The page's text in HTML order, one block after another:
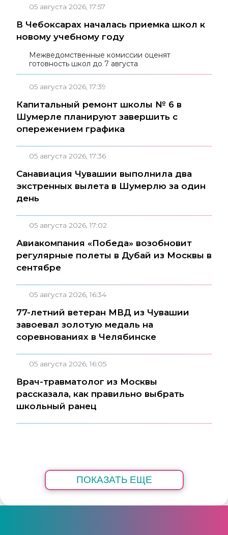
05 августа 2026, 17:57
В Чебоксарах началась приемка школ к
новому учебному году
Межведомственные комиссии оценят
готовность школ до 7 августа
05 августа 2026, 17:39
Капитальный ремонт школы № 6 в
Шумерле планируют завершить с
опережением графика
05 августа 2026, 17:36
Санавиация Чувашии выполнила два
экстренных вылета в Шумерлю за один
день
05 августа 2026, 17:02
Авиакомпания «Победа» возобновит
регулярные полеты в Дубай из Москвы в
сентябре
05 августа 2026, 16:34
77-летний ветеран МВД из Чувашии
завоевал золотую медаль на
соревнованиях в Челябинске
05 августа 2026, 16:05
Врач-травматолог из Москвы
рассказала, как правильно выбрать
школьный ранец
ПОКАЗАТЬ ЕЩЕ